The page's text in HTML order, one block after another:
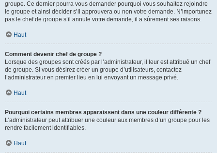
groupe. Ce dernier pourra vous demander pourquoi vous souhaitez rejoindre
le groupe et ainsi décider s’il approuvera ou non votre demande. N’importunez
pas le chef de groupe s’il annule votre demande, il a sûrement ses raisons.
Haut
Comment devenir chef de groupe ?
Lorsque des groupes sont créés par l’administrateur, il leur est attribué un chef
de groupe. Si vous désirez créer un groupe d’utilisateurs, contactez
l’administrateur en premier lieu en lui envoyant un message privé.
Haut
Pourquoi certains membres apparaissent dans une couleur différente ?
L’administrateur peut attribuer une couleur aux membres d’un groupe pour les
rendre facilement identifiables.
Haut